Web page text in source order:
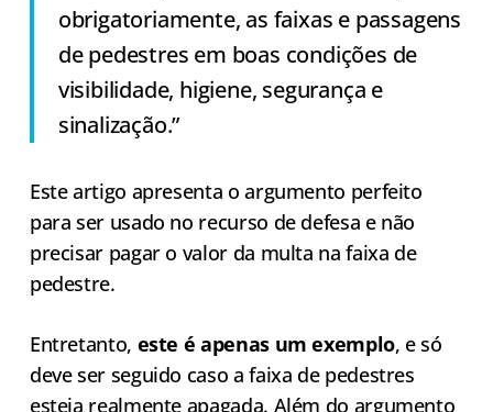
obrigatoriamente, as faixas e passagens
de pedestres em boas condições de
visibilidade, higiene, segurança e
sinalização.”
Este artigo apresenta o argumento perfeito
para ser usado no recurso de defesa e não
precisar pagar o valor da multa na faixa de
pedestre.
Entretanto, este é apenas um exemplo, e só
deve ser seguido caso a faixa de pedestres
esteja realmente apagada. Além do argumento